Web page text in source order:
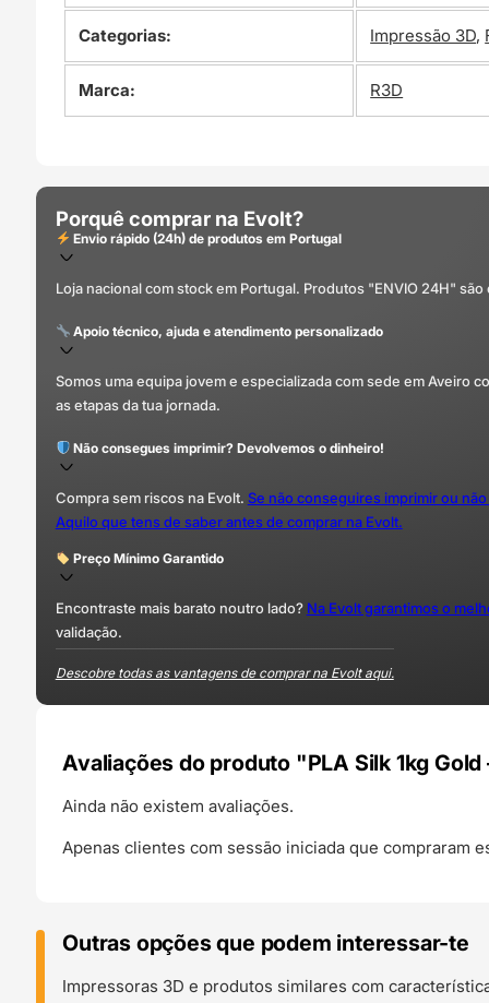
Categorias: Impressão 3D,
Marca: R3D
Porquê comprar na Evolt?
Envio rápido (24h) de produtos em Portugal
Loja nacional com stock em Portugal. Produtos "ENVIO 24H"
Apoio técnico, ajuda e atendimento personalizado
Somos uma equipa jovem e especializada com sede em Aveiro
as etapas da tua jornada.
Não consegues imprimir? Devolvemos o dinheiro!
Compra sem riscos na Evolt. Se não conseguires imprimir ou
Aquilo que tens de saber antes de comprar na Evolt.
Preço Mínimo Garantido
Encontraste mais barato noutro lado? Na Evolt garantimos o
validação.
Descobre todas as vantagens de comprar na Evolt aqui.
Avaliações do produto "PLA Silk 1kg Gold
Ainda não existem avaliações.
Apenas clientes com sessão iniciada que compraram
Outras opções que podem interessar-te
Impressoras 3D e produtos similares com